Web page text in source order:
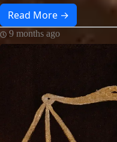
Read More →
9 months ago